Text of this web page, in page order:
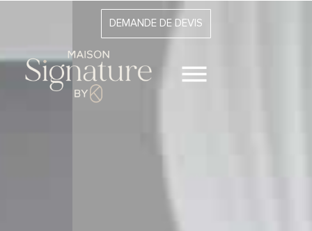
DEMANDE DE DEVIS